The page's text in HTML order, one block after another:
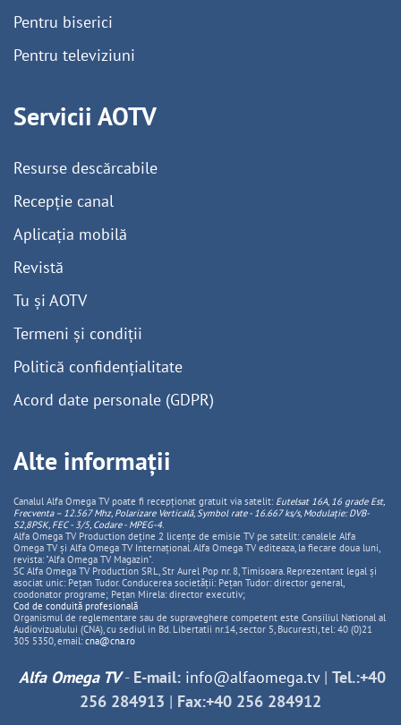
Pentru biserici
Pentru televiziuni
Servicii AOTV
Resurse descărcabile
Recepție canal
Aplicația mobilă
Revistă
Tu și AOTV
Termeni și condiții
Politică confidențialitate
Acord date personale (GDPR)
Alte informații
Canalul Alfa Omega TV poate fi recepționat gratuit via satelit: Eutelsat 16A, 16 grade Est,
Frecventa – 12.567 Mhz, PolarizareVerticală, Symbol rate - 16.667 ks/s, Modulație: DVB-
S2,8PSK, FEC - 3/5, Codare - MPEG-4.
Alfa Omega TV Production deține 2 licențe de emisie TV pe satelit: canalele Alfa
Omega TV și Alfa Omega TV Internațional. Alfa Omega TV editeaza, la fiecare doua luni,
revista: "Alfa Omega TV Magazin".
SC Alfa Omega TV Production SRL, Str Aurel Pop nr. 8, Timisoara. Reprezentant legal și
asociat unic: Pețan Tudor. Conducerea societății: Pețan Tudor: director general,
coodonator programe; Pețan Mirela: director executiv;
Cod de conduită profesională
Organismul de reglementare sau de supraveghere competent este Consiliul National al
Audiovizualului (CNA), cu sediul in Bd. Libertatii nr.14, sector 5, Bucuresti, tel: 40 (0)21
305 5350, email: cna@cna.ro
Alfa Omega TV- E-mail: info@alfaomega.tv| Tel.:+40
256 284913 | Fax:+40 256 284912